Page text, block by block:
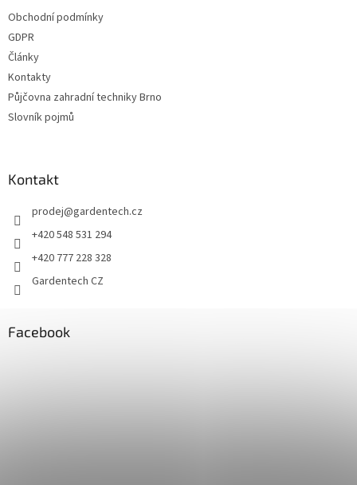
Obchodní podmínky
GDPR
Články
Kontakty
Půjčovna zahradní techniky Brno
Slovník pojmů
Kontakt
prodej@gardentech.cz
+420 548 531 294
+420 777 228 328
Gardentech CZ
Facebook